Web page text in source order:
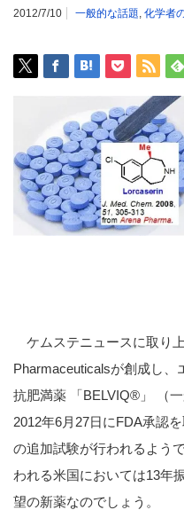
2012/7/10 一般的な話題, 化学者
ケムステニュースに取り
Pharmaceuticalsが創成し、
抗肥満薬 「BELVIQ®」 （
2012年6月27日にFDA承認
の追加試験が行われるよう
われる米国においては13年
望の新薬なのでしょう。